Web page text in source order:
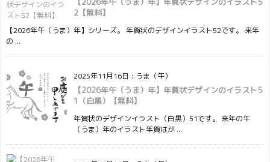
2【無料】
【2026年午（うま）年】シリーズ。 年賀状のデザインイラスト52です。 来年
の ...
2025年11月16日 : うま（午）
【2026年午（うま）年】年賀状デザインのイラスト5
1（白黒）【無料】
年賀状のデザインイラスト（白黒）51です。 来年の午
（うま）年のイラスト年賀はが ...